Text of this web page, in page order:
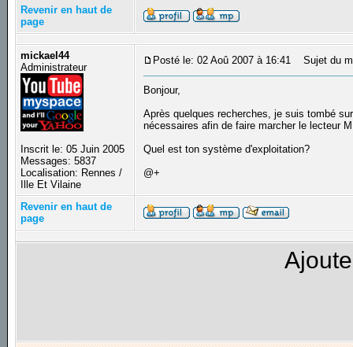
Revenir en haut de
page
mickael44
Administrateur
Inscrit le: 05 Juin 2005
Messages: 5837
Localisation: Rennes /
Ille Et Vilaine
Posté le: 02 Aoû 2007 à 16:41 Sujet du
Bonjour,
Après quelques recherches, je suis tombé
nécessaires afin de faire marcher le lecteur
Quel est ton système d'exploitation?
@+
Revenir en haut de
page